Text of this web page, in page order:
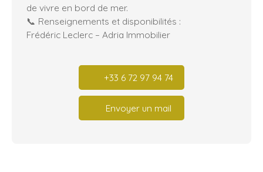
de vivre en bord de mer.
📞 Renseignements et disponibilités :
Frédéric Leclerc – Adria Immobilier
+33 6 72 97 94 74
Envoyer un mail